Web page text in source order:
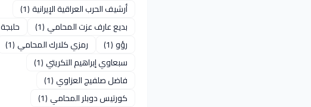
أرشيف الحرب العراقية الإيرانية(1)
بديع عارف عزت المحامي (1) حلبجة
رؤو(1) رمزي كلارك المحامي (1)
سبعاوي إبراهيم التكريتي (1)
فاضل صلفيج العزاوي(1)
كورتيس دوبلر المحامي (1)